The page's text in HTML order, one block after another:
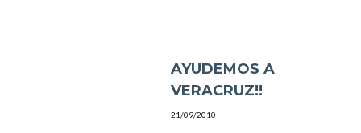
AYUDEMOS A
VERACRUZ!!
21/09/2010